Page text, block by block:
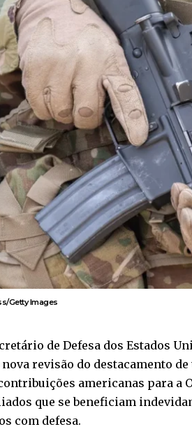
Getty Images
de Defesa dos Estados
revisão do destacamento
americanas para a
que se beneficiam
com defesa.